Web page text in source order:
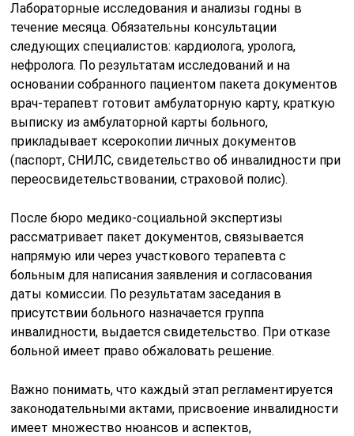
Лабораторные исследования и анализы годны в
течение месяца. Обязательны консультации
следующих специалистов: кардиолога, уролога,
нефролога. По результатам исследований и на
основании собранного пациентом пакета документов
врач-терапевт готовит амбулаторную карту, краткую
выписку из амбулаторной карты больного,
прикладывает ксерокопии личных документов
(паспорт, СНИЛС, свидетельство об инвалидности при
переосвидетельствовании, страховой полис).
После бюро медико-социальной экспертизы
рассматривает пакет документов, связывается
напрямую или через участкового терапевта с
больным для написания заявления и согласования
даты комиссии. По результатам заседания в
присутствии больного назначается группа
инвалидности, выдается свидетельство. При отказе
больной имеет право обжаловать решение.
Важно понимать, что каждый этап регламентируется
законодательными актами, присвоение инвалидности
имеет множество нюансов и аспектов,